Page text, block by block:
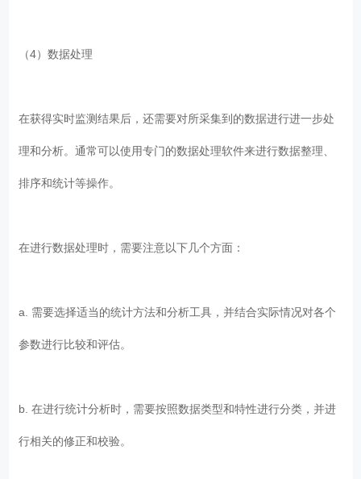
（4）数据处理
在获得实时监测结果后，还需要对所采集到的数据进行进一步处
理和分析。通常可以使用专门的数据处理软件来进行数据整理、
排序和统计等操作。
在进行数据处理时，需要注意以下几个方面：
a. 需要选择适当的统计方法和分析工具，并结合实际情况对各个
参数进行比较和评估。
b. 在进行统计分析时，需要按照数据类型和特性进行分类，并进
行相关的修正和校验。